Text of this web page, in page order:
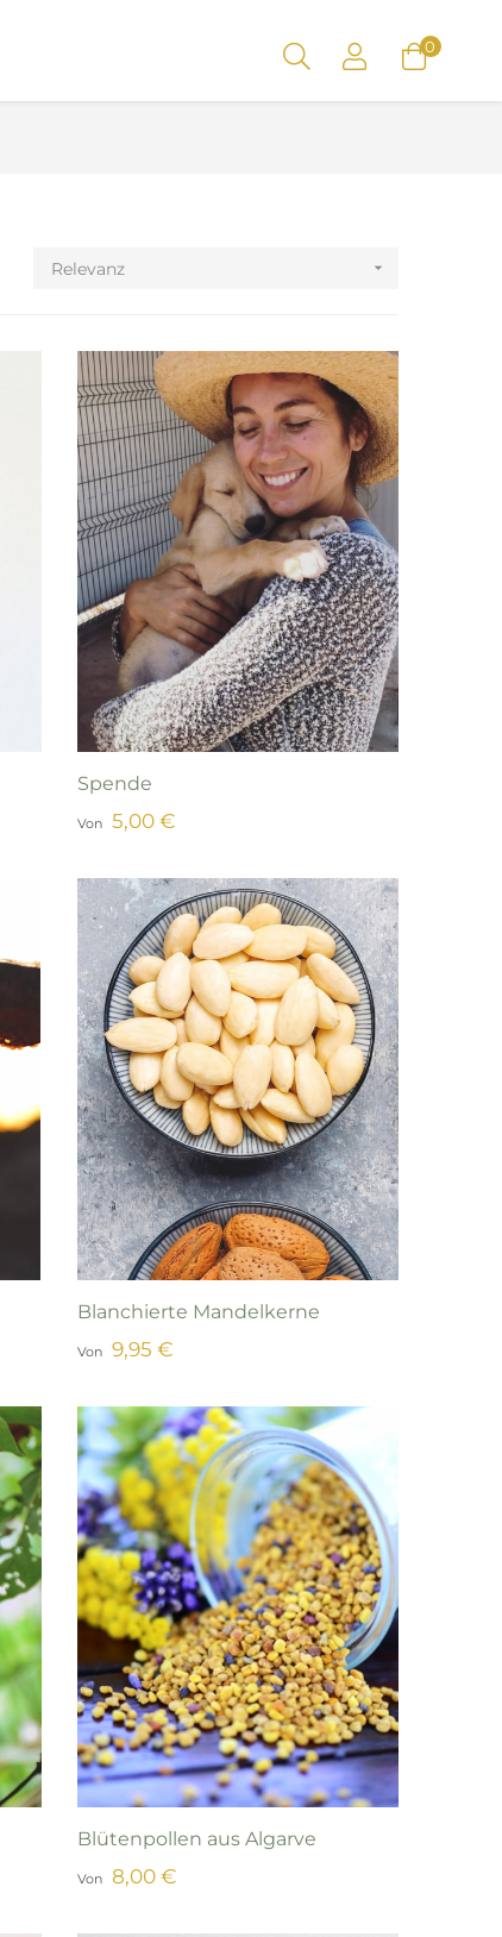
0
Relevanz 
Spende
Von 5,00 €
Blanchierte Mandelkerne
Von 9,95 €
Blütenpollen aus Algarve
Von 8,00 €